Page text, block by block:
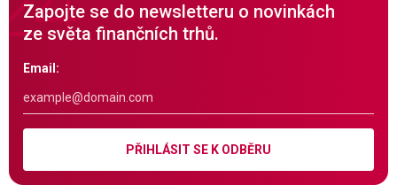
Zapojte se do newsletteru o novinkách
ze světa finančních trhů.
Email:
PŘIHLÁSIT SE K ODBĚRU